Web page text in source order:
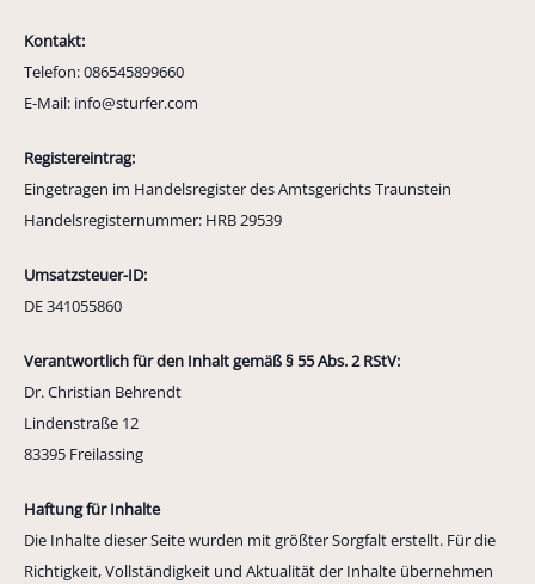
Kontakt:
Telefon: 086545899660
E-Mail: info@sturfer.com
Registereintrag:
Eingetragen im Handelsregister des Amtsgerichts Traunstein
Handelsregisternummer: HRB 29539
Umsatzsteuer-ID:
DE 341055860
Verantwortlich für den Inhalt gemäß § 55 Abs. 2 RStV:
Dr. Christian Behrendt
Lindenstraße 12
83395 Freilassing
Haftung für Inhalte
Die Inhalte dieser Seite wurden mit größter Sorgfalt erstellt. Für die
Richtigkeit, Vollständigkeit und Aktualität der Inhalte übernehmen